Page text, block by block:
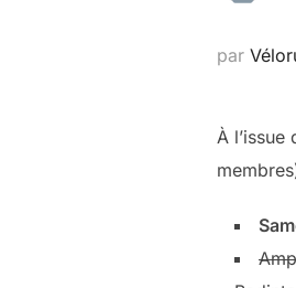
par
À l’issue